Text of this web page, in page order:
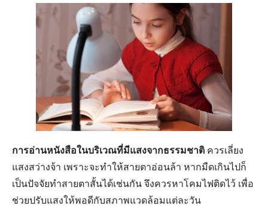
การอ่านหนังสือในบริเวณที่มีแสงจากธรรมชาติ ควรเลี่ยง
แสงสว่างจ้า เพราะจะทำให้สายตาอ่อนล้า หากมืดเกินไปก็
เป็นปัจจัยทำสายตาสั้นได้เช่นกัน จึงควรหาโคมไฟติดไว้ เพื่อ
ช่วยปรับแสงให้พอดีกับสภาพแวดล้อมแต่ละวัน